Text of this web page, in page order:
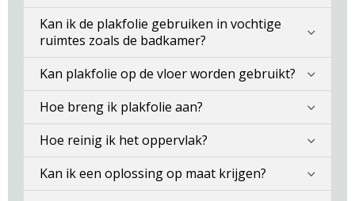
Kan ik de plakfolie gebruiken in vochtige
ruimtes zoals de badkamer?
Kan plakfolie op de vloer worden gebruikt?
Hoe breng ik plakfolie aan?
Hoe reinig ik het oppervlak?
Kan ik een oplossing op maat krijgen?